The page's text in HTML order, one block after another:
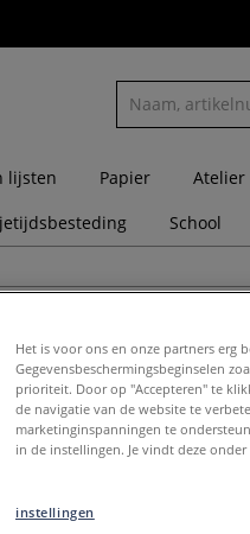
lijsten Papier Atelier
School
& NEWTON™ | GALERIA ACRYLIC™
Het is voor ons en onze partners erg
Gegevensbeschermingsbeginselen
prioriteit. Door op "Accepteren" te
de navigatie van de website te
marketinginspanningen te
in de instellingen. Je vindt deze onder
instellingen